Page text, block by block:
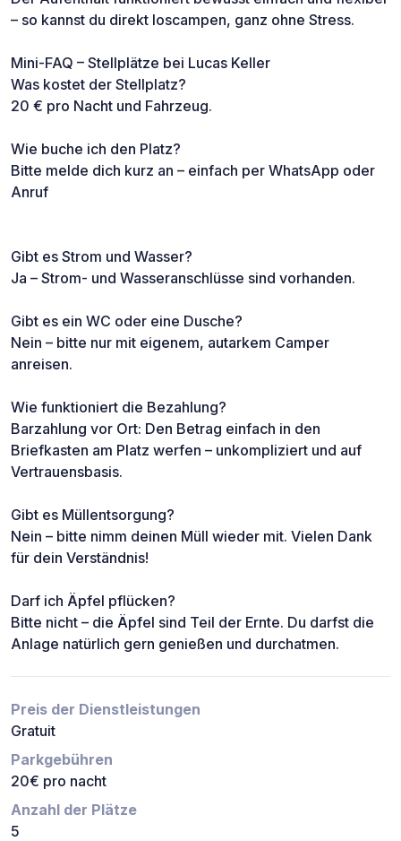
– so kannst du direkt loscampen, ganz ohne Stress.
Mini-FAQ – Stellplätze bei Lucas Keller
Was kostet der Stellplatz?
20 € pro Nacht und Fahrzeug.
Wie buche ich den Platz?
Bitte melde dich kurz an – einfach per WhatsApp oder
Anruf
Gibt es Strom und Wasser?
Ja – Strom- und Wasseranschlüsse sind vorhanden.
Gibt es ein WC oder eine Dusche?
Nein – bitte nur mit eigenem, autarkem Camper
anreisen.
Wie funktioniert die Bezahlung?
Barzahlung vor Ort: Den Betrag einfach in den
Briefkasten am Platz werfen – unkompliziert und auf
Vertrauensbasis.
Gibt es Müllentsorgung?
Nein – bitte nimm deinen Müll wieder mit. Vielen Dank
für dein Verständnis!
Darf ich Äpfel pflücken?
Bitte nicht – die Äpfel sind Teil der Ernte. Du darfst die
Anlage natürlich gern genießen und durchatmen.
Preis der Dienstleistungen
Gratuit
Parkgebühren
20€ pro nacht
Anzahl der Plätze
5